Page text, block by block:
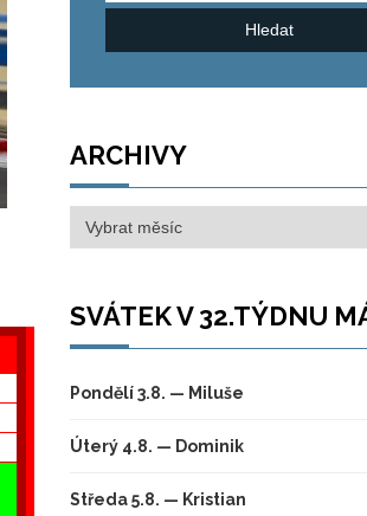
ARCHIVY
Archivy
SVÁTEK V 32.TÝDNU
Pondělí 3.8. — Miluše
Úterý 4.8. — Dominik
Středa 5.8. — Kristian